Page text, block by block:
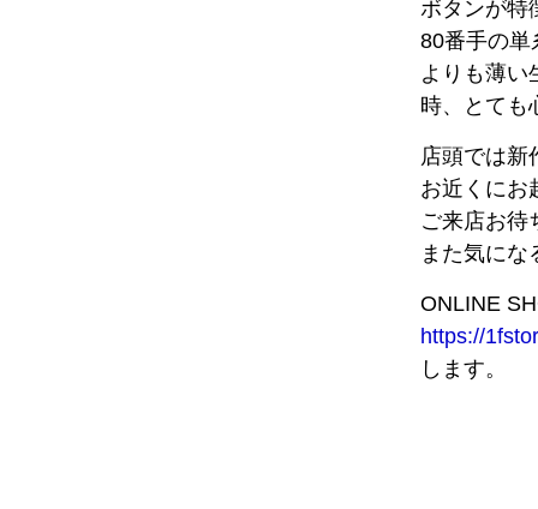
ボタンが特
80番手の単
よりも薄い
時、とても
店頭では新
お近くにお
ご来店お待
また気にな
ONLINE
https://
します